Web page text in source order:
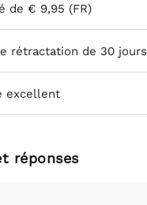
de € 9,95 (FR)
rétractation de 30 jours
excellent
réponses